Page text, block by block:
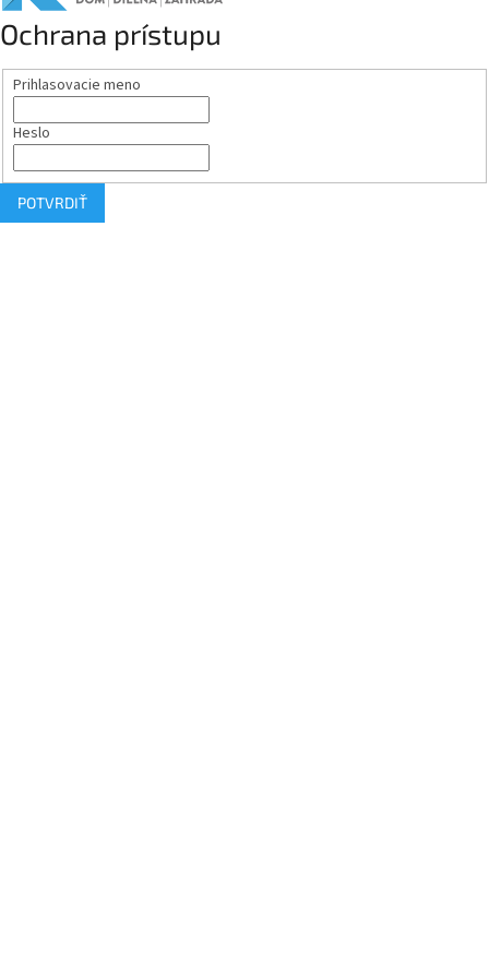
Ochrana prístupu
Prihlasovacie meno
Heslo
POTVRDIŤ